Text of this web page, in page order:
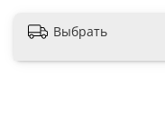
Выбрать